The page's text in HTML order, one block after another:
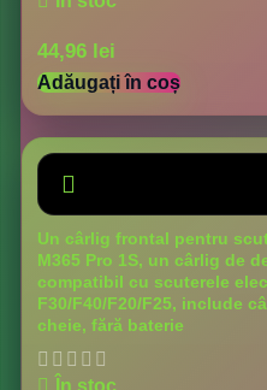
44,96 lei
Adăugați în coș
Un cârlig frontal pentru
M365 Pro 1S, un cârlig de
compatibil cu scuterele
F30/F40/F20/F25, include
cheie, fără baterie